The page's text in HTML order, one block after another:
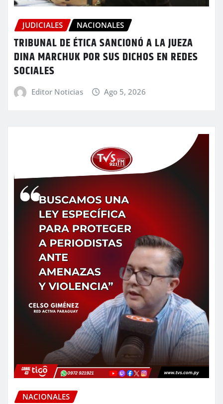
JUDICIALES NACIONALES
TRIBUNAL DE ÉTICA SANCIONÓ A LA JUEZA
DINA MARCHUK POR SUS DICHOS EN REDES
SOCIALES
Editor Noticias Ago 5, 2026
NACIONALES